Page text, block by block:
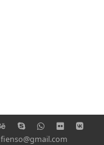
fienso@gmail.com